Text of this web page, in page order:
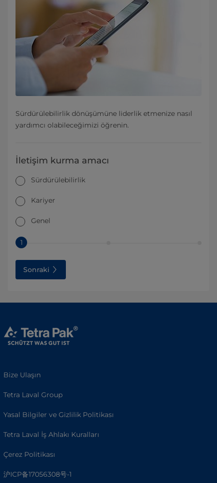
Sürdürülebilirlik dönüşümüne liderlik etmenize nasıl
yardımcı olabileceğimizi öğrenin.
İletişim kurma amacı
Sürdürülebilirlik
Kariyer
Genel
1
Sonraki
Bize Ulaşın
Tetra Laval Group
Yasal Bilgiler ve Gizlilik Politikası
Tetra Laval İş Ahlakı Kuralları
Çerez Politikası
沪ICP备17056308号-1